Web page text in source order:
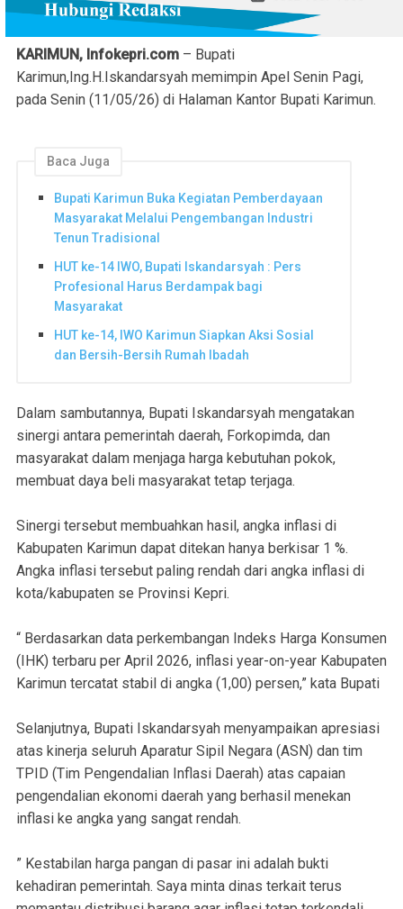
‎KARIMUN, Infokepri.com – Bupati
Karimun,Ing.H.Iskandarsyah memimpin Apel Senin Pagi,
pada Senin (11/05/26) di Halaman Kantor Bupati Karimun.
Baca Juga
Bupati Karimun Buka Kegiatan Pemberdayaan
Masyarakat Melalui Pengembangan Industri
Tenun Tradisional
HUT ke-14 IWO, Bupati Iskandarsyah : Pers
Profesional Harus Berdampak bagi
Masyarakat
HUT ke-14, IWO Karimun Siapkan Aksi Sosial
dan Bersih-Bersih Rumah Ibadah
Dalam sambutannya, Bupati Iskandarsyah mengatakan
sinergi antara pemerintah daerah, Forkopimda, dan
masyarakat dalam menjaga harga kebutuhan pokok,
membuat daya beli masyarakat tetap terjaga.
Sinergi tersebut membuahkan hasil, angka inflasi di
Kabupaten Karimun dapat ditekan hanya berkisar 1 %.
Angka inflasi tersebut paling rendah dari angka inflasi di
kota/kabupaten se Provinsi Kepri.
“ Berdasarkan data perkembangan Indeks Harga Konsumen
(IHK) terbaru per April 2026, inflasi year-on-year Kabupaten
Karimun tercatat stabil di angka (1,00) persen,” kata Bupati
Selanjutnya, Bupati Iskandarsyah menyampaikan apresiasi
atas kinerja seluruh Aparatur Sipil Negara (ASN) dan tim
TPID (Tim Pengendalian Inflasi Daerah) atas capaian
pengendalian ekonomi daerah yang berhasil menekan
inflasi ke angka yang sangat rendah.
‎” Kestabilan harga pangan di pasar ini adalah bukti
kehadiran pemerintah. Saya minta dinas terkait terus